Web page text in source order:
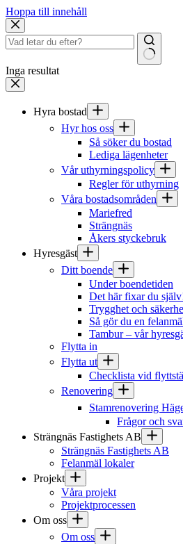
Hoppa till innehåll
Inga resultat
Hyra bostad
Hyr hos oss
Så söker du bostad
Lediga lägenheter
Vår uthyrningspolicy
Regler för uthyrning
Våra bostadsområden
Mariefred
Strängnäs
Åkers styckebruk
Hyresgäst
Ditt boende
Under boendetiden
Det här fixar du
Trygghet och
Så gör du en
Tambur – vår
Flytta in
Flytta ut
Checklista vid
Renovering
Stamrenovering
Frågor och
Strängnäs Fastighets AB
Strängnäs Fastighets AB
Felanmäl lokaler
Projekt
Våra projekt
Projektprocessen
Om oss
Om oss